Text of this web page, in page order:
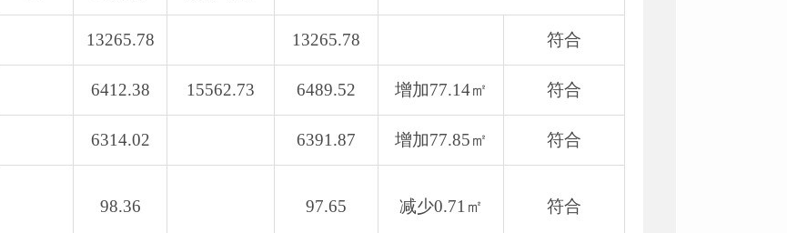
13265.78 13265.78 符合
6412.38 15562.73 6489.52 增加77.14㎡ 符合
6314.02 6391.87 增加77.85㎡ 符合
98.36 97.65 减少0.71㎡ 符合